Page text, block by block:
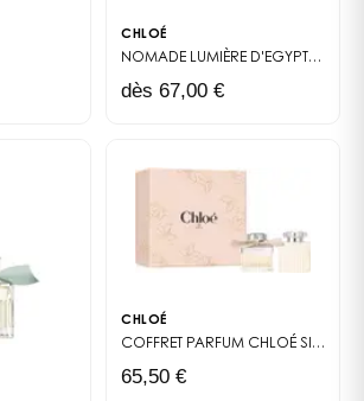
CHLOÉ
NOMADE LUMIÈRE D'EGYPTEEAU
dès 67,00 €
CHLOÉ
COFFRET PARFUM CHLOÉ SIGNATURE
65,50 €